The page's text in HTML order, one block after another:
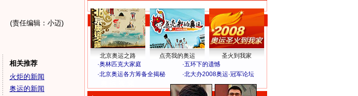
(责任编辑：小迈)
相关推荐
火炬的新闻
奥运的新闻
北京奥运之路 点亮我的奥运
圣火到我家
·奥林匹克大家庭 ·五环下的遗憾
·北京奥运各方筹备全揭秘 ·北大办2008奥运·冠军论坛